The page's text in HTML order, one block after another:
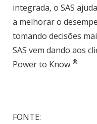
integrada, o SAS
a melhorar o
tomando decisões
SAS vem dando aos
Power to Know ®.
FONTE: